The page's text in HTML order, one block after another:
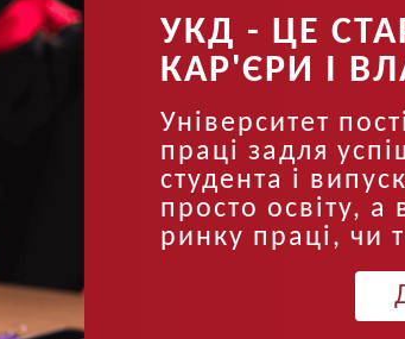
УКД - ЦЕ
КАР'ЄРИ І
Університет
праці задля
студента і
просто освіту,
ринку праці, чи